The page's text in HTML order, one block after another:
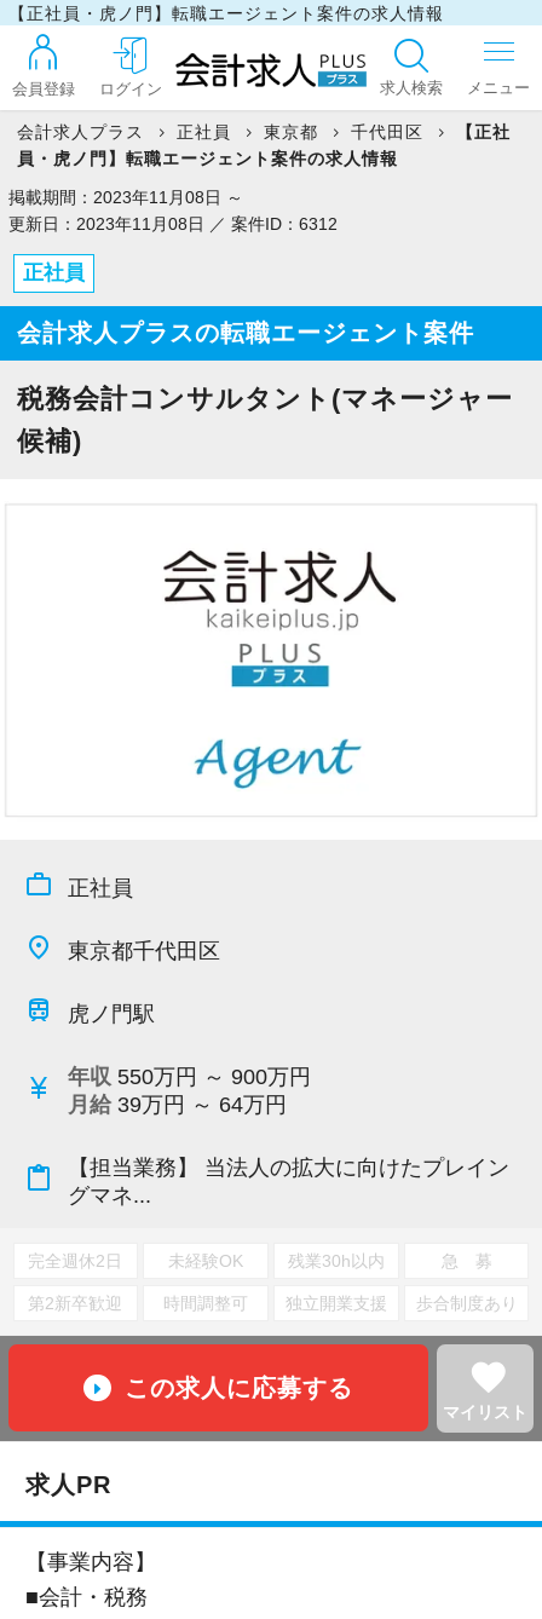
【正社員・虎ノ門】転職エージェント案件の求人情報
会員登録 ログイン 求人検索
ログイン
今すぐ会員登録
PC版サイトを見る
採用ご担当者様
会計求人プラス 正社員 東京都 千代田区
【正社
員・虎ノ門】転職エージェント案件の求人情報
掲載期間：2023年11月08日 ～
更新日：2023年11月08日 ／ 案件ID：6312
正社員
会計求人プラスの転職エージェント案件
税務会計コンサルタント(マネージャー
候補)
work_outline 正社員
place 東京都千代田区
train 虎ノ門駅
currency_yen 年収 550万円 ～ 900万円
月給 39万円 ～ 64万円
content_paste
【担当業務】 当法人の拡大に向けたプレイン
グマネ...
完全週休2日 未経験OK 残業30h以内 急 募
第2新卒歓迎 時間調整可 独立開業支援 歩合制度あり
この求人に応募する favorite
マイリスト
求人PR
【事業内容】
■会計・税務